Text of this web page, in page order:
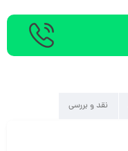
نقد و بررسی